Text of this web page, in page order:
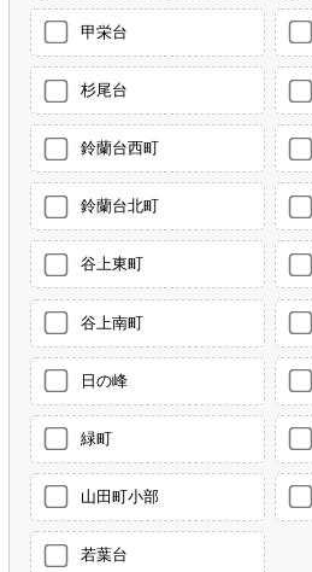
甲栄台
杉尾台
鈴蘭台西町
鈴蘭台北町
谷上東町
谷上南町
日の峰
緑町
山田町小部
若葉台